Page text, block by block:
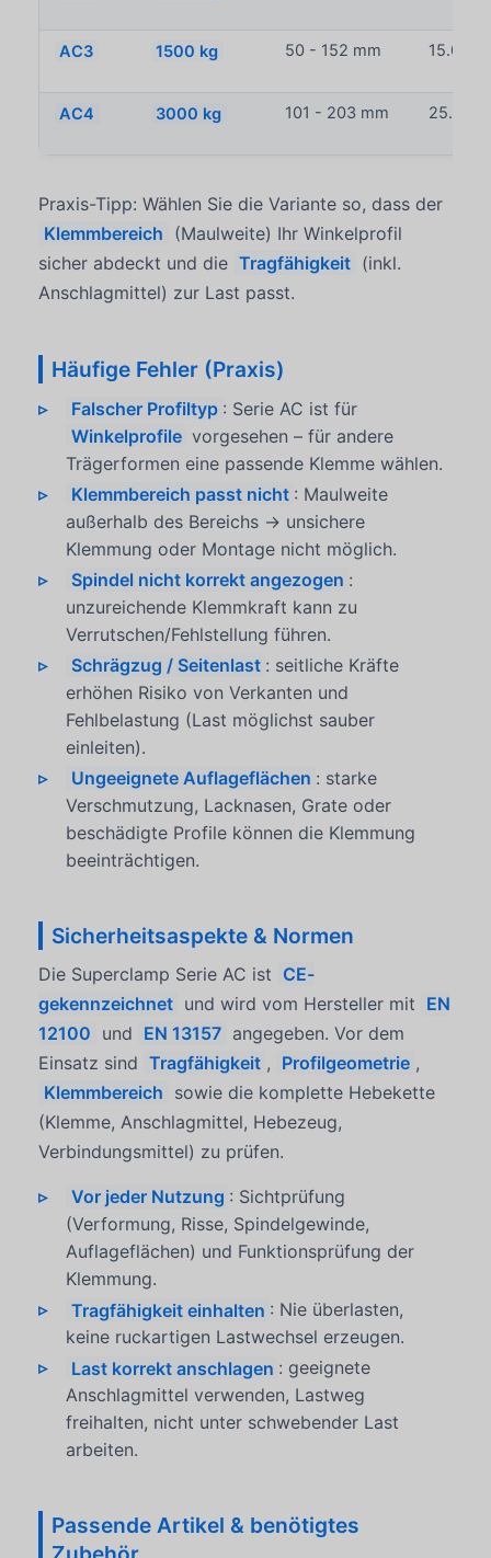
AC3 1500 kg 50 - 152 mm 15.0
AC4 3000 kg 101 - 203 mm 25.4
Praxis-Tipp: Wählen Sie die Variante so, dass der
Klemmbereich (Maulweite) Ihr Winkelprofil
sicher abdeckt und die Tragfähigkeit (inkl.
Anschlagmittel) zur Last passt.
Häufige Fehler (Praxis)
Falscher Profiltyp : Serie AC ist für
Winkelprofile vorgesehen – für andere
Trägerformen eine passende Klemme wählen.
Klemmbereich passt nicht : Maulweite
außerhalb des Bereichs → unsichere
Klemmung oder Montage nicht möglich.
Spindel nicht korrekt angezogen :
unzureichende Klemmkraft kann zu
Verrutschen/Fehlstellung führen.
Schrägzug / Seitenlast : seitliche Kräfte
erhöhen Risiko von Verkanten und
Fehlbelastung (Last möglichst sauber
einleiten).
Ungeeignete Auflageflächen : starke
Verschmutzung, Lacknasen, Grate oder
beschädigte Profile können die Klemmung
beeinträchtigen.
Sicherheitsaspekte & Normen
Die Superclamp Serie AC ist CE-
gekennzeichnet und wird vom Hersteller mit EN
12100 und EN 13157 angegeben. Vor dem
Einsatz sind Tragfähigkeit , Profilgeometrie ,
Klemmbereich sowie die komplette Hebekette
(Klemme, Anschlagmittel, Hebezeug,
Verbindungsmittel) zu prüfen.
Vor jeder Nutzung : Sichtprüfung
(Verformung, Risse, Spindelgewinde,
Auflageflächen) und Funktionsprüfung der
Klemmung.
Tragfähigkeit einhalten : Nie überlasten,
keine ruckartigen Lastwechsel erzeugen.
Last korrekt anschlagen : geeignete
Anschlagmittel verwenden, Lastweg
freihalten, nicht unter schwebender Last
arbeiten.
Passende Artikel & benötigtes